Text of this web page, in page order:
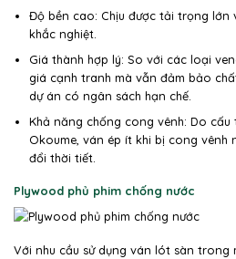
Độ bền cao: Chịu được tải trọng
khắc nghiệt.
Giá thành hợp lý: So với các loại
giá cạnh tranh mà vẫn đảm bảo
dự án có ngân sách hạn chế.
Khả năng chống cong vênh: Do cấu
Okoume, ván ép ít khi bị cong vênh
đổi thời tiết.
Plywood phủ phim chống nước
Với nhu cầu sử dụng ván lót sàn trong